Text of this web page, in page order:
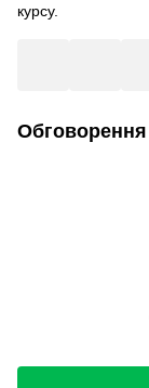
курсу.
Обговорення